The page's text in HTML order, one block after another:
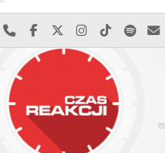
Najlepiej po prostu do nas
Odwiedź nas na
Odwiedź nas na X
Odwiedź nas
Odwiedź